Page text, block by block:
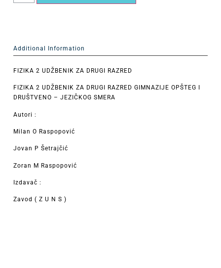
Additional Information
FIZIKA 2 UDŽBENIK ZA DRUGI RAZRED
FIZIKA 2 UDŽBENIK ZA DRUGI RAZRED GIMNAZIJE OPŠTEG I
DRUŠTVENO – JEZIČKOG SMERA
Autori :
Milan O Raspopović
Jovan P Šetrajčić
Zoran M Raspopović
Izdavač :
Zavod ( Z U N S )